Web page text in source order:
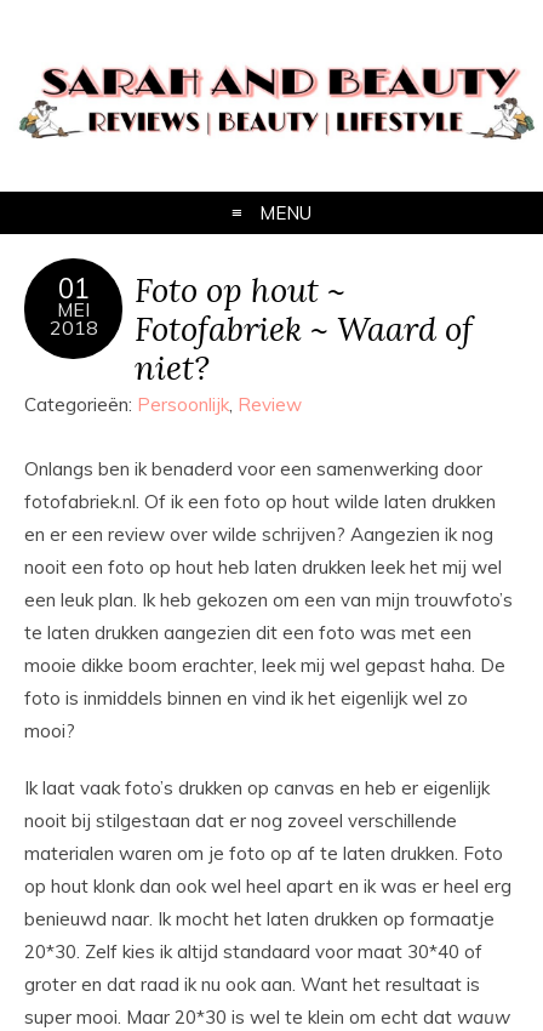
MENU
01
MEI
2018
Foto op hout ~
Fotofabriek ~ Waard of
niet?
Categorieën: Persoonlijk, Review
Onlangs ben ik benaderd voor een samenwerking door
fotofabriek.nl. Of ik een foto op hout wilde laten drukken
en er een review over wilde schrijven? Aangezien ik nog
nooit een foto op hout heb laten drukken leek het mij wel
een leuk plan. Ik heb gekozen om een van mijn trouwfoto’s
te laten drukken aangezien dit een foto was met een
mooie dikke boom erachter, leek mij wel gepast haha. De
foto is inmiddels binnen en vind ik het eigenlijk wel zo
mooi?
Ik laat vaak foto’s drukken op canvas en heb er eigenlijk
nooit bij stilgestaan dat er nog zoveel verschillende
materialen waren om je foto op af te laten drukken. Foto
op hout klonk dan ook wel heel apart en ik was er heel erg
benieuwd naar. Ik mocht het laten drukken op formaatje
20*30. Zelf kies ik altijd standaard voor maat 30*40 of
groter en dat raad ik nu ook aan. Want het resultaat is
super mooi. Maar 20*30 is wel te klein om echt dat wauw